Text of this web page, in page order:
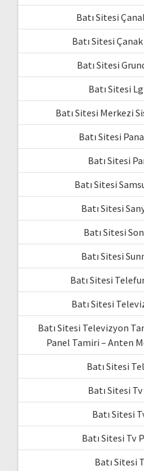
Batı Sitesi
Batı Sitesi
Batı Sitesi
Batı Sitesi
Batı Sitesi Merkezi
Batı Sitesi
Batı Sitesi
Batı Sitesi
Batı Sitesi
Batı Sitesi
Batı Sitesi
Batı Sitesi
Batı Sitesi
Batı Sitesi Televizyon
Panel Tamiri – Anten
Batı Sitesi
Batı Sitesi
Batı Sitesi
Batı Sitesi Tv
Batı Sitesi